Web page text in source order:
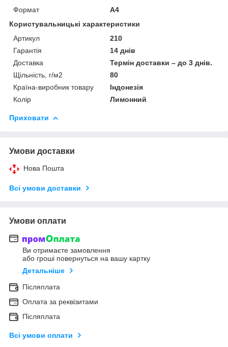
Формат
A4
Користувальницькі характеристики
Артикул
210
Гарантія
14 днів
Доставка
Термін доставки – до 3 днів.
Щільність, г/м2
80
Країна-виробник товару
Індонезія
Колір
Лимонний
Приховати
Умови доставки
Нова Пошта
Всі умови доставки
Умови оплати
Ви отримаєте замовлення
або гроші повернуться на вашу картку
Детальніше
Післяплата
Оплата за реквізитами
Післяплата
Всі умови оплати